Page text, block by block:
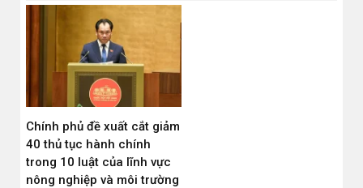
Chính phủ đề xuất cắt giảm
40 thủ tục hành chính
trong 10 luật của lĩnh vực
nông nghiệp và môi trường